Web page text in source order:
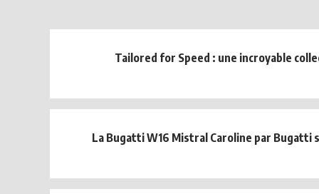
Tailored for Speed : une incroyable
La Bugatti W16 Mistral Caroline par Bugatti